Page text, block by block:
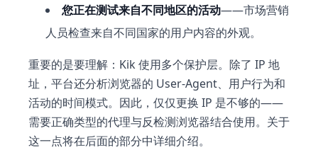
您正在测试来自不同地区的活动——市场营销
人员检查来自不同国家的用户内容的外观。
重要的是要理解：Kik 使用多个保护层。除了 IP 地
址，平台还分析浏览器的 User-Agent、用户行为和
活动的时间模式。因此，仅仅更换 IP 是不够的——
需要正确类型的代理与反检测浏览器结合使用。关于
这一点将在后面的部分中详细介绍。